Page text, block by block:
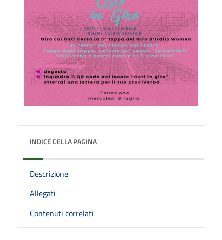
INDICE DELLA PAGINA
Descrizione
Allegati
Contenuti correlati